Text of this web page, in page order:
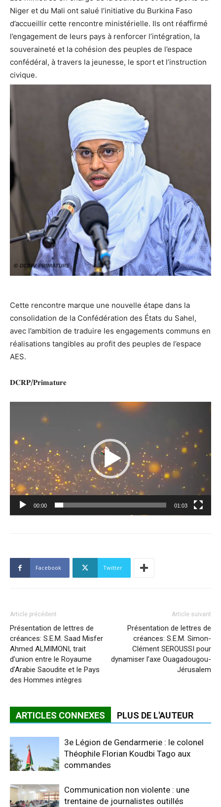
Niger et du Mali ont salué l’initiative du Burkina Faso
d’accueillir cette rencontre ministérielle. Ils ont réaffirmé
l’engagement de leurs pays à renforcer l’intégration, la
souveraineté et la cohésion des peuples de l’espace
confédéral, à travers la jeunesse, le sport et l’instruction
civique.
‎Cette rencontre marque une nouvelle étape dans la
consolidation de la Confédération des États du Sahel,
avec l’ambition de traduire les engagements communs en
réalisations tangibles au profit des peuples de l’espace
AES.
‎𝐃𝐂𝐑𝐏/𝐏𝐫𝐢𝐦𝐚𝐭𝐮𝐫𝐞
Lecteur
00:00 01:03
Facebook Twitter
Article précédent
Présentation de lettres de
créances: S.E.M. Saad Misfer
Ahmed ALMIMONI, trait
d’union entre le Royaume
d’Arabie Saoudite et le Pays
des Hommes intègres
Article suivant
Présentation de lettres de
créances: S.E.M. Simon-
Clément SEROUSSI pour
dynamiser l’axe Ouagadougou-
Jérusalem
ARTICLES CONNEXES PLUS DE L'AUTEUR
3e Légion de Gendarmerie : le colonel
Théophile Florian Koudbi Tago aux
commandes
Communication non violente : une
trentaine de journalistes outillés